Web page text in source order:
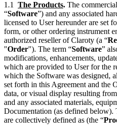
1.1 The Products. The
“Software”) and any associated
licensed to User hereunder are set
form, or other ordering instrument
authorized reseller of Claroty (a “
"Order"). The term “Software”
modifications, enhancements,
which are provided to User for the
which the Software was designed,
set forth in this Agreement and the
data, or visual display resulting
and any associated materials,
Documentation (as defined below).
are collectively defined as (the “